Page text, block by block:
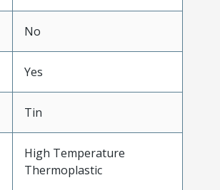
No
Yes
Tin
High Temperature
Thermoplastic